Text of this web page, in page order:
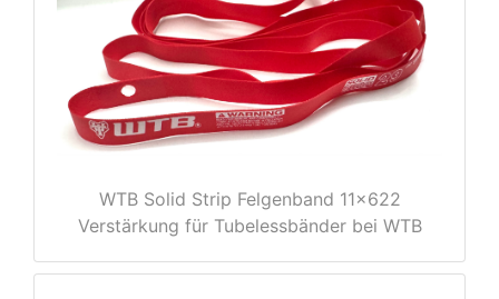
WTB Solid Strip Felgenband 11x622
Verstärkung für Tubelessbänder bei WTB